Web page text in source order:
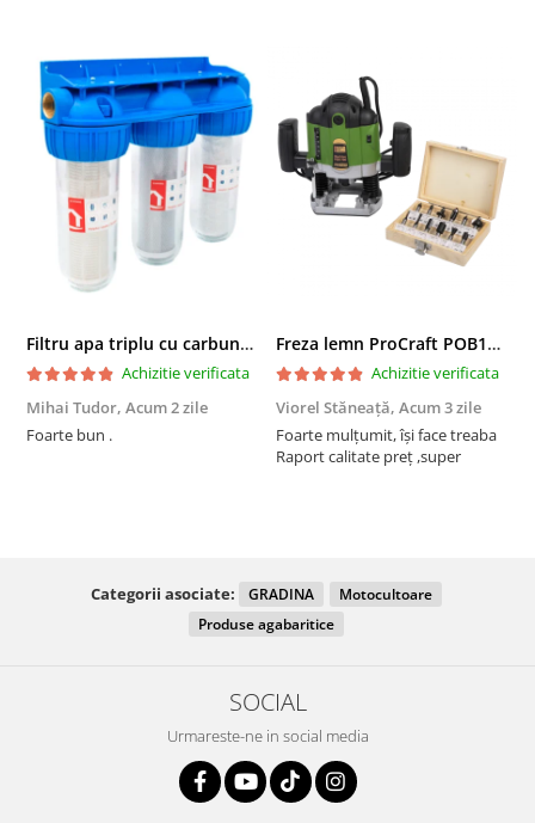
Filtru apa triplu cu carbune/bumbac/sita 3x3/4"*10
Achizitie verificata
Mihai Tudor, Acum 2 zile
Foarte bun .
Freza lemn ProCraft POB1700, 1200 W, 2600 Rpm cu 12 freze pentru lemn incluse in pachet
Achizitie verificata
Viorel Stăneață, Acum 3 zile
Foarte mulțumit, își face treaba
Raport calitate preț ,super
Categorii asociate: GRADINA
Motocultoare
Produse agabaritice
SOCIAL
Urmareste-ne in social media